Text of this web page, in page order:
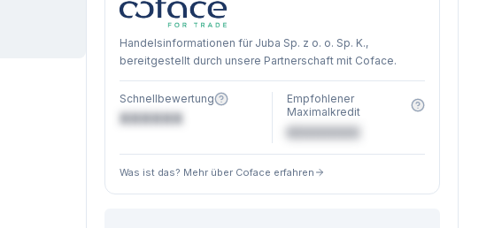
Handelsinformationen für Juba Sp. z o. o. Sp. K.,
bereitgestellt durch unsere Partnerschaft mit Coface.
Schnellbewertung
XXXXXX
Empfohlener
Maximalkredit
Was ist das? Mehr über Coface erfahren